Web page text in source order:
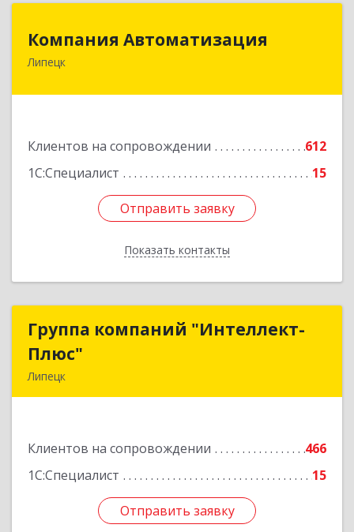
Компания Автоматизация
Липецк
Клиентов на сопровождении
612
1С:Специалист
15
Отправить заявку
Показать контакты
398001, Липецкая обл, Липецк г, Победы пл,
Отправить заявку
Назад
Группа компаний "Интеллект-
Плюс"
Липецк
Клиентов на сопровождении
466
1С:Специалист
15
Отправить заявку
Группа компаний "Интеллект-
Подробнее
Отправить заявку